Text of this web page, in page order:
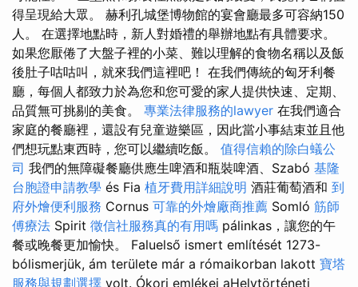
得呈現給大眾。 赫利孔城堡博物館的宴會廳最多可容納150
人。 在選擇地點時，新人對婚禮的舉辦地點有具體要求。
如果您厭倦了大盤子裡的小菜、難以理解的食物名稱以及飯
後肚子咕咕叫，就來我們這裡吧！ 在我們傳統的匈牙利餐
廳，每個人都致力於為您和您可愛的家人提供快速、定期、
品質無可挑剔的美食。 專業法律服務的lawyer 在我們適合
家庭的餐廳裡，還設有兒童遊樂區，因此當小事結束並且他
們想玩點東西時，您可以繼續吃飯。 值得信賴的除白蟻公
司 我們的無障礙餐廳供應生啤酒和瓶裝啤酒、Szabó 基隆
台胞證申請教學 és Fia 植牙費用詳細說明 酒莊葡萄酒和 到
府外燴便利服務 Cornus 可靠的外燴廠商推薦 Somló 筋師
傅療法 Spirit 徵信社服務真的有用嗎 pálinkas，讓您的午
餐或晚餐更加愉快。 Faluelső ismert említését 1273-
bólismerjük, ám területe már a rómaikorban lakott 寶塔
服務與規劃選擇 volt. Ókori emlékei aHelytörténeti